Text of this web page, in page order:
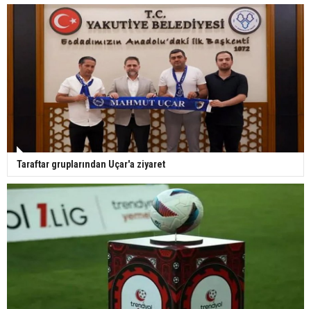
Taraftar gruplarından Uçar'a ziyaret